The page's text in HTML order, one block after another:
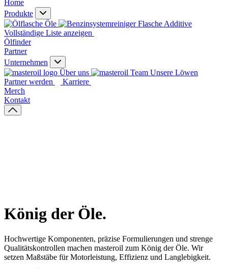
Home
Produkte
Öle
Additive
Vollständige Liste anzeigen
Ölfinder
Partner
Unternehmen
Über uns
Unsere Löwen
Partner werden
Karriere
Merch
Kontakt
König der Öle.
Hochwertige Komponenten, präzise Formulierungen und strenge
Qualitätskontrollen machen masteroil zum König der Öle. Wir
setzen Maßstäbe für Motorleistung, Effizienz und Langlebigkeit.